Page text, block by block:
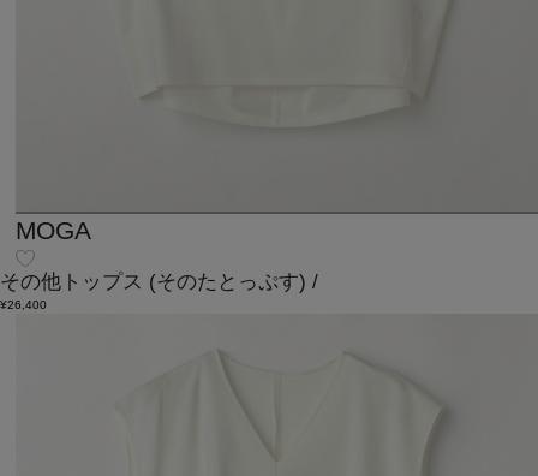
MOGA
その他トップス (そのたとっぷす) /
¥26,400